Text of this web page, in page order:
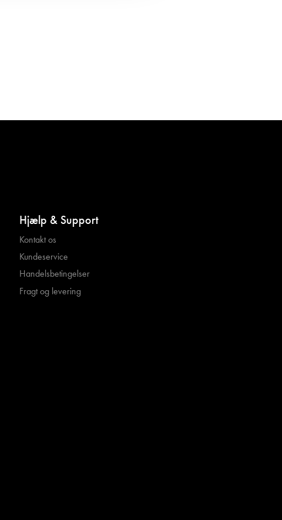
Hjælp & Support
Kontakt os
Kundeservice
Handelsbetingelser
Fragt og levering